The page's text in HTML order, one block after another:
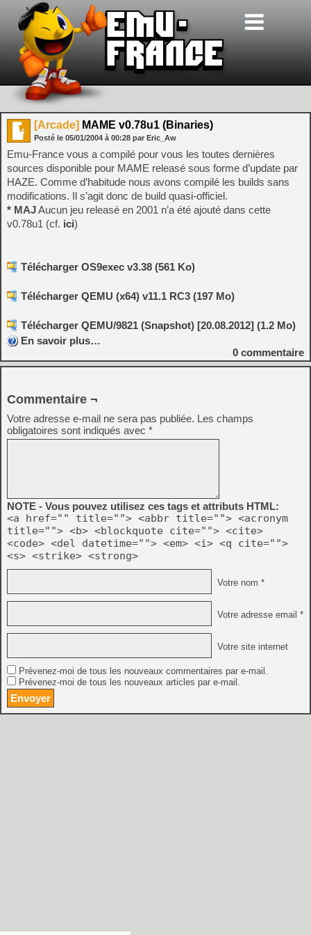
[Arcade] MAME v0.78u1 (Binaries)
Posté le 05/01/2004 à 00:28 par Eric_Aw
Emu-France vous a compilé pour vous les toutes dernières
sources disponible pour MAME releasé sous forme d’update par
HAZE. Comme d’habitude nous avons compilé les builds sans
modifications. Il s’agit donc de build quasi-officiel.
* MAJAucun jeu releasé en 2001 n’a été ajouté dans cette
v0.78u1 (cf. ici)
Télécharger OS9exec v3.38 (561 Ko)
Télécharger QEMU (x64) v11.1 RC3 (197 Mo)
Télécharger QEMU/9821 (Snapshot) [20.08.2012] (1.2 Mo)
En savoir plus…
0 commentaire
Commentaire ¬
Votre adresse e-mail ne sera pas publiée. Les champs
obligatoires sont indiqués avec *
NOTE - Vous pouvez utilisez ces tags et attributs HTML:
<a href="" title=""> <abbr title=""> <acronym
title=""> <b> <blockquote cite=""> <cite>
<code> <del datetime=""> <em> <i> <q cite="">
<s> <strike> <strong>
Votre nom *
Votre adresse email *
Votre site internet
Prévenez-moi de tous les nouveaux commentaires par e-mail.
Prévenez-moi de tous les nouveaux articles par e-mail.